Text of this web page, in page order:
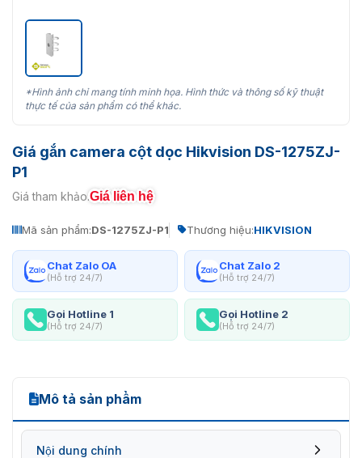
*Hình ảnh chỉ mang tính minh họa. Hình thức và thông số kỹ thuật
thực tế của sản phẩm có thể khác.
Giá gắn camera cột dọc Hikvision DS-1275ZJ-
P1
Giá tham khảo:Giá liên hệ
Mã sản phẩm:DS-1275ZJ-P1 Thương hiệu:HIKVISION
Chat Zalo OA
(Hỗ trợ 24/7)
Chat Zalo 2
(Hỗ trợ 24/7)
Gọi Hotline 1
(Hỗ trợ 24/7)
Gọi Hotline 2
(Hỗ trợ 24/7)
Mô tả sản phẩm
Nội dung chính